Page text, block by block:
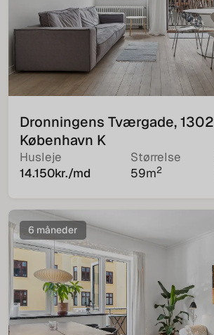
Dronningens Tværgade, 1302
København K
Husleje
14.150kr./md
Størrelse
59m2
6 måneder